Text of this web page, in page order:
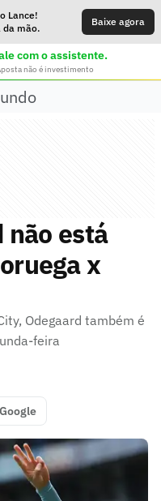
Lance!
da mão.
Baixe agora
com o assistente.
não é investimento
não está
x
Odegaard também é
feira